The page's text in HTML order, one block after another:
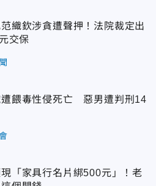
織欽涉貪遭聲押！法院裁定出
交保
遭餵毒性侵死亡 惡男遭判刑14
「家具行名片綁500元」！老